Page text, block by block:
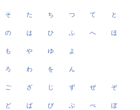
そ た ち つ て と
の は ひ ふ へ ほ
も や ゆ よ
ろ わ を ん
ご ざ じ ず ぜ ぞ
ど ば び ぶ べ ぼ